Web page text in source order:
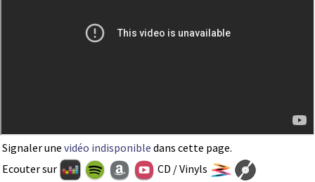
Signaler une vidéo indisponible dans cette page.
Ecouter sur
CD / Vinyls